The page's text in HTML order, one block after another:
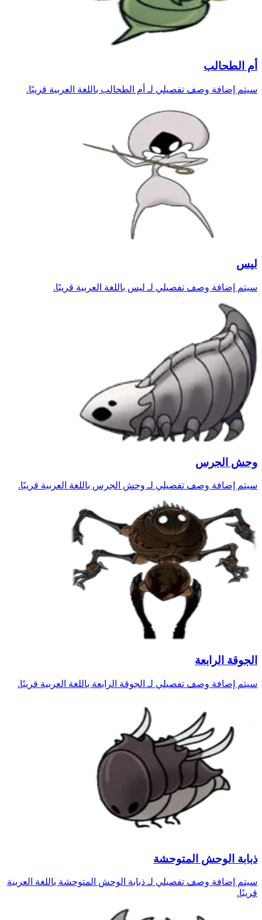
أم الطحالب
سيتم إضافة وصف تفصيلي لـ أم الطحالب باللغة العربية قريبًا.
ليس
سيتم إضافة وصف تفصيلي لـ ليس باللغة العربية قريبًا.
وحش الجرس
سيتم إضافة وصف تفصيلي لـ وحش الجرس باللغة العربية قريبًا.
الجوقة الرابعة
سيتم إضافة وصف تفصيلي لـ الجوقة الرابعة باللغة العربية قريبًا.
ذبابة الوحش المتوحشة
سيتم إضافة وصف تفصيلي لـ ذبابة الوحش المتوحشة باللغة العربية
قريبًا.